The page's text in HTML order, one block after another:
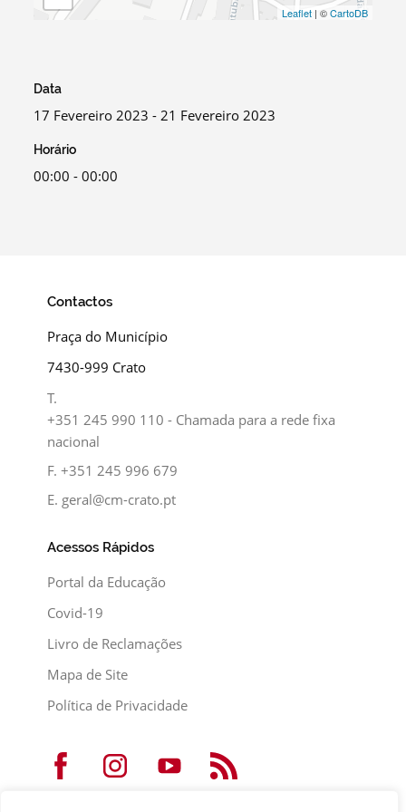
Leaflet| ©CartoDB
Data
17 Fevereiro 2023 - 21 Fevereiro 2023
Horário
00:00 - 00:00
Contactos
Praça do Município
7430-999 Crato
T.
+351 245 990 110 - Chamada para a rede fixa
nacional
F.+351 245 996 679
E. geral@cm-crato.pt
Acessos Rápidos
Portal da Educação
Covid-19
Livro de Reclamações
Mapa de Site
Política de Privacidade